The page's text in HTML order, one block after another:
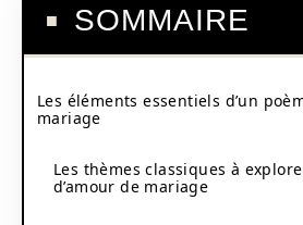
SOMMAIRE
Les éléments essentiels d’un
mariage
Les thèmes classiques à
d’amour de mariage